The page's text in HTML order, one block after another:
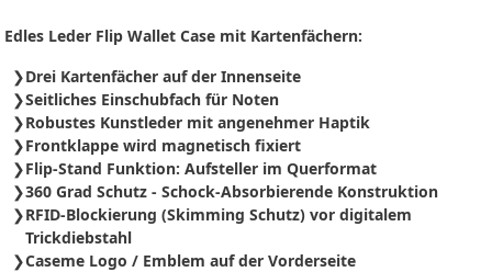
Edles Leder Flip Wallet Case mit Kartenfächern:
Drei Kartenfächer auf der Innenseite
Seitliches Einschubfach für Noten
Robustes Kunstleder mit angenehmer Haptik
Frontklappe wird magnetisch fixiert
Flip-Stand Funktion: Aufsteller im Querformat
360 Grad Schutz - Schock-Absorbierende Konstruktion
RFID-Blockierung (Skimming Schutz) vor digitalem
Trickdiebstahl
Caseme Logo / Emblem auf der Vorderseite